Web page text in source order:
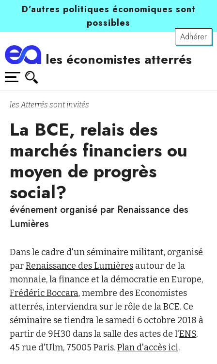
D’autres politiques économiques sont
possibles
Adhérer
les économistes atterrés
les Atterrés sont invités
La BCE, relais des
marchés financiers ou
moyen de progrès
social?
événement organisé par Renaissance des
Lumières
Dans le cadre d'un séminaire militant, organisé
parRenaissance des Lumières autour de la
monnaie, la finance et la démocratie en Europe,
Frédéric Boccara, membre des Economistes
atterrés, interviendra sur le rôle de la BCE. Ce
séminaire se tiendra le samedi 6 octobre 2018 à
partir de 9H30 dans la salle des actes de l'ENS,
45 rue d'Ulm, 75005 Paris.Plan d'accès ici.